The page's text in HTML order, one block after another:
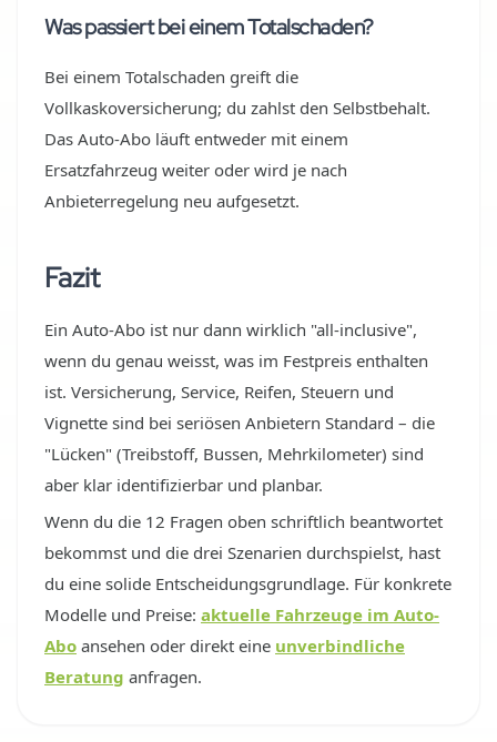
Was passiert bei einem Totalschaden?
Bei einem Totalschaden greift die
Vollkaskoversicherung; du zahlst den Selbstbehalt.
Das Auto-Abo läuft entweder mit einem
Ersatzfahrzeug weiter oder wird je nach
Anbieterregelung neu aufgesetzt.
Fazit
Ein Auto-Abo ist nur dann wirklich "all-inclusive",
wenn du genau weisst, was im Festpreis enthalten
ist. Versicherung, Service, Reifen, Steuern und
Vignette sind bei seriösen Anbietern Standard – die
"Lücken" (Treibstoff, Bussen, Mehrkilometer) sind
aber klar identifizierbar und planbar.
Wenn du die 12 Fragen oben schriftlich beantwortet
bekommst und die drei Szenarien durchspielst, hast
du eine solide Entscheidungsgrundlage. Für konkrete
Modelle und Preise: aktuelle Fahrzeuge im Auto-
Abo ansehen oder direkt eine unverbindliche
Beratung anfragen.